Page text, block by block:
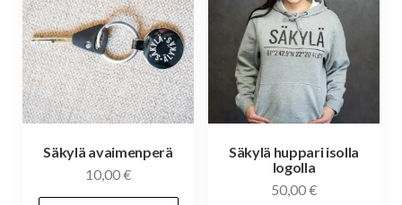
Säkylä avaimenperä
10,00€
Säkylä huppari isolla
logolla
50,00€